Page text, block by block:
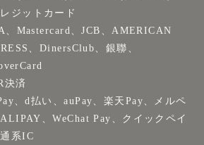
ジットカード
、Mastercard、JCB、AMERICAN
、DinersClub、銀聯、
決済
、d払い、auPay、楽天Pay、メルペ
、WeChat Pay、クイックペイ
系IC